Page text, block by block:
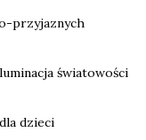
przyjaznych
światowości
dzieci